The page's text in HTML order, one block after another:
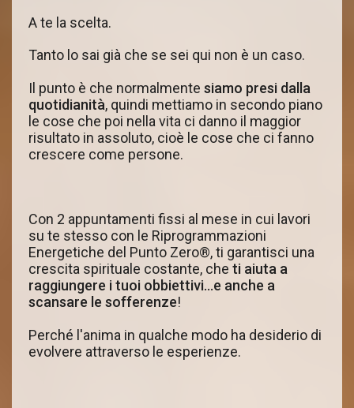
A te la scelta.
Tanto lo sai già che se sei qui non è un caso.
Il punto è che normalmente siamo presi dalla
quotidianità, quindi mettiamo in secondo piano
le cose che poi nella vita ci danno il maggior
risultato in assoluto, cioè le cose che ci fanno
crescere come persone.
Con 2 appuntamenti fissi al mese in cui lavori
su te stesso con le Riprogrammazioni
Energetiche del Punto Zero®, ti garantisci una
crescita spirituale costante, che ti aiuta a
raggiungere i tuoi obbiettivi...e anche a
scansare le sofferenze!
Perché l'anima in qualche modo ha desiderio di
evolvere attraverso le esperienze.